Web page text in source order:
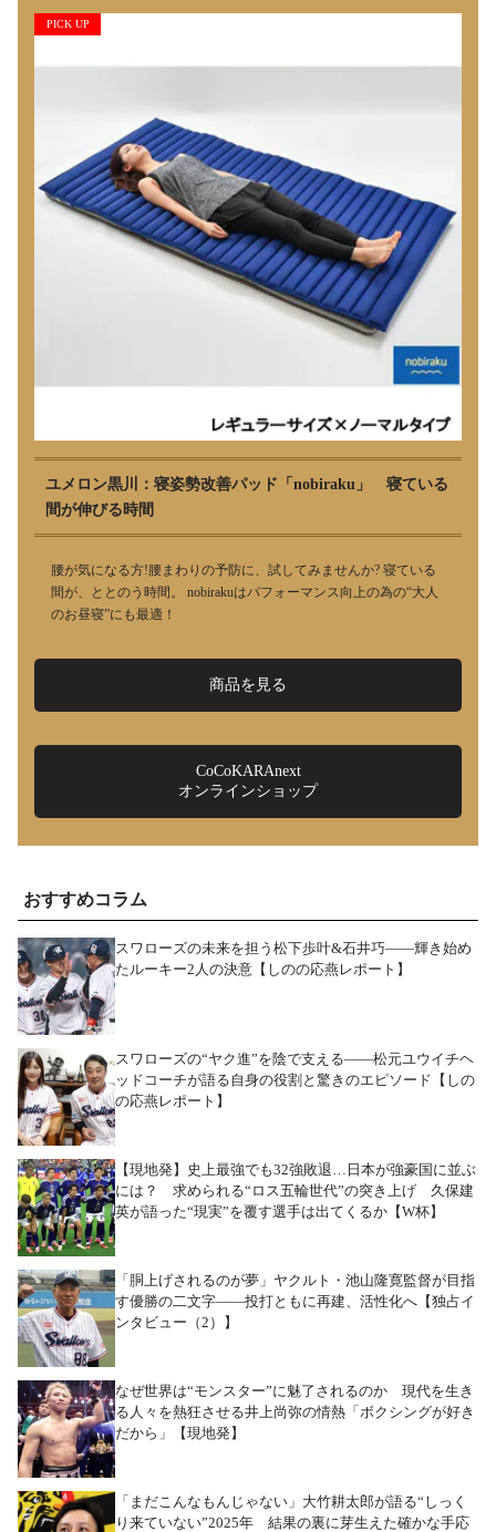
PICK UP
ユメロン黒川：寝姿勢改善パッド「nobiraku」 寝ている
間が伸びる時間
腰が気になる方!腰まわりの予防に、試してみませんか? 寝ている
間が、ととのう時間。 nobirakuはパフォーマンス向上の為の“大人
のお昼寝”にも最適！
商品を見る
CoCoKARAnext
オンラインショップ
おすすめコラム
スワローズの未来を担う松下歩叶&石井巧――輝き始め
たルーキー2人の決意【しのの応燕レポート】
スワローズの“ヤク進”を陰で支える――松元ユウイチヘ
ッドコーチが語る自身の役割と驚きのエピソード【しの
の応燕レポート】
【現地発】史上最強でも32強敗退…日本が強豪国に並ぶ
には？ 求められる“ロス五輪世代”の突き上げ 久保建
英が語った“現実”を覆す選手は出てくるか【W杯】
「胴上げされるのが夢」ヤクルト・池山隆寛監督が目指
す優勝の二文字――投打ともに再建、活性化へ【独占イ
ンタビュー（2）】
なぜ世界は“モンスター”に魅了されるのか 現代を生き
る人々を熱狂させる井上尚弥の情熱「ボクシングが好き
だから」【現地発】
「まだこんなもんじゃない」大竹耕太郎が語る“しっく
り来ていない”2025年 結果の裏に芽生えた確かな手応